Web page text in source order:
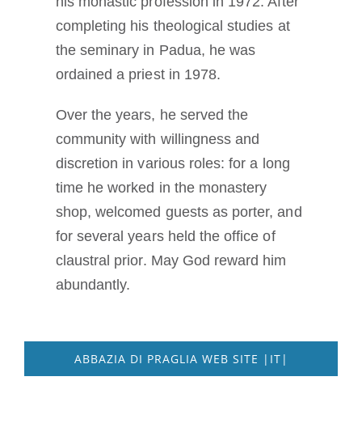
completing his theological studies at
the seminary in Padua, he was
ordained a priest in 1978.
Over the years, he served the
community with willingness and
discretion in various roles: for a long
time he worked in the monastery
shop, welcomed guests as porter, and
for several years held the office of
claustral prior. May God reward him
abundantly.
ABBAZIA DI PRAGLIA WEB SITE |IT|